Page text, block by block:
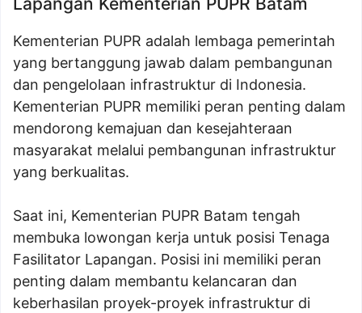
Kementerian PUPR adalah lembaga pemerintah
yang bertanggung jawab dalam pembangunan
dan pengelolaan infrastruktur di Indonesia.
Kementerian PUPR memiliki peran penting dalam
mendorong kemajuan dan kesejahteraan
masyarakat melalui pembangunan infrastruktur
yang berkualitas.
Saat ini, Kementerian PUPR Batam tengah
membuka lowongan kerja untuk posisi Tenaga
Fasilitator Lapangan. Posisi ini memiliki peran
penting dalam membantu kelancaran dan
keberhasilan proyek-proyek infrastruktur di